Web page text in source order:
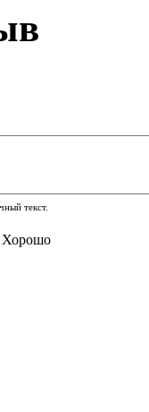
текст.
Хорошо